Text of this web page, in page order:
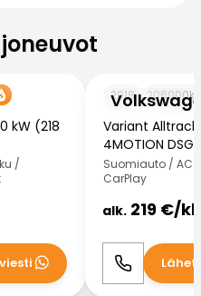
kW (218
/
2018 206000
Variant Alltrack
4MOTION
Suomiauto /
CarPlay
alk. 219 €/kk
Soita